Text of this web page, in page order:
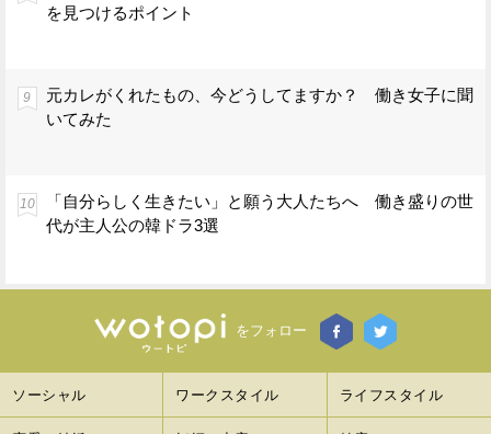
を見つけるポイント
元カレがくれたもの、今どうしてますか？ 働き女子に聞
いてみた
「自分らしく生きたい」と願う大人たちへ 働き盛りの世
代が主人公の韓ドラ3選
をフォロー
ソーシャル ワークスタイル ライフスタイル